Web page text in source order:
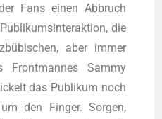
Fans einen Abbruch
die
aber immer
Front­man­nes Sam­my
das Publi­kum noch
den Fin­ger. Sor­gen,